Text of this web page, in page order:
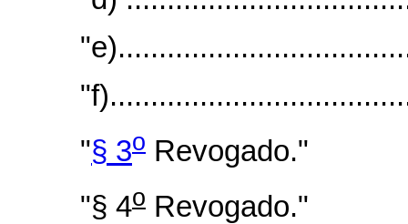
"§ 3o Revogado."
"§ 4o Revogado."